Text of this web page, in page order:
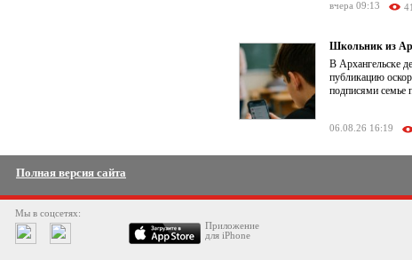
вчера 09:13
Школьник из
В Архангельске
публикацию
подписями семье
06.08.26 16:19
Полная версия сайта
Мы в соцсетях:
Приложение
для iPhone